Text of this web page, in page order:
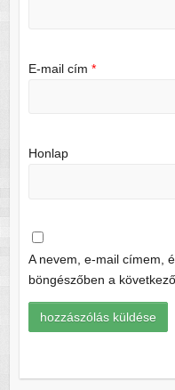
E-mail cím *
Honlap
A nevem, e-mail címem,
böngészőben a